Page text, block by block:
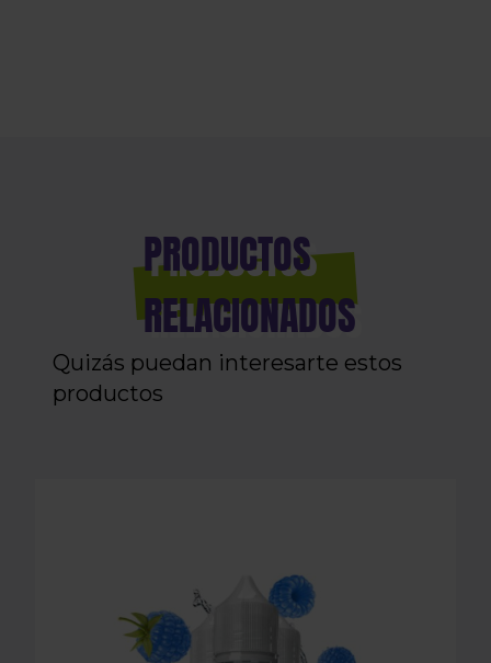
PRODUCTOS
RELACIONADOS
Quizás puedan interesarte estos
productos